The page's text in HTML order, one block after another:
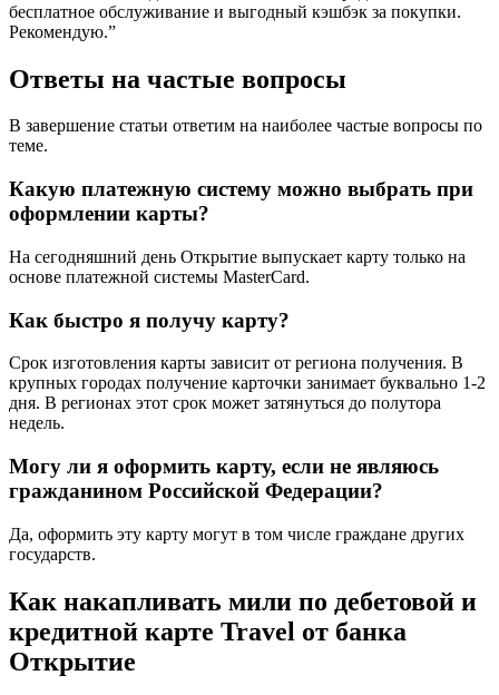
бесплатное обслуживание и выгодный кэшбэк за покупки.
Рекомендую.”
Ответы на частые вопросы
В завершение статьи ответим на наиболее частые вопросы по
теме.
Какую платежную систему можно выбрать при
оформлении карты?
На сегодняшний день Открытие выпускает карту только на
основе платежной системы MasterCard.
Как быстро я получу карту?
Срок изготовления карты зависит от региона получения. В
крупных городах получение карточки занимает буквально 1-2
дня. В регионах этот срок может затянуться до полутора
недель.
Могу ли я оформить карту, если не являюсь
гражданином Российской Федерации?
Да, оформить эту карту могут в том числе граждане других
государств.
Как накапливать мили по дебетовой и
кредитной карте Travel от банка
Открытие